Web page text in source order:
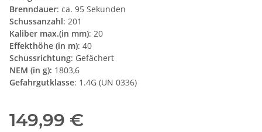
Brenndauer: ca. 95 Sekunden
Schussanzahl: 201
Kaliber max.(in mm): 20
Effekthöhe (in m): 40
Schussrichtung: Gefächert
NEM (in g): 1803,6
Gefahrgutklasse: 1.4G (UN 0336)
149,99 €